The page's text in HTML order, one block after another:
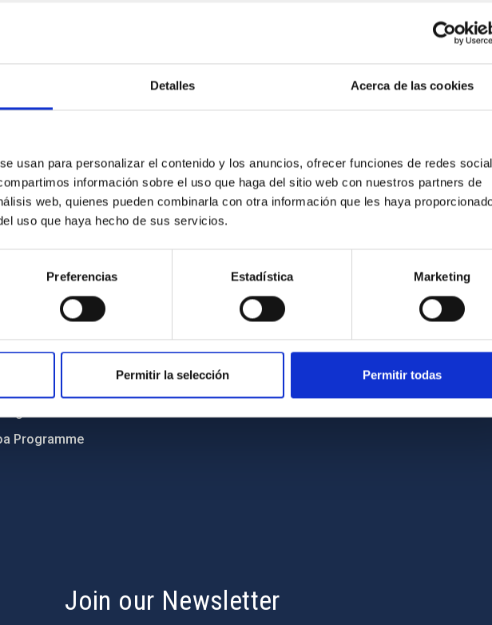
Detalles Acerca de las cookies
usan para personalizar el contenido y los anuncios, ofrecer funciones de redes
información sobre el uso que haga del sitio web con nuestros partners de
web, quienes pueden combinarla con otra información que les haya
uso que haya hecho de sus servicios.
Preferencias Estadística Marketing
Permitir la selección Permitir todas
and anti-fraud policy
and diversity
Programme
IAC PORTAL
Sitemap
Privacy policy
Legal notice
Cookies policy
OTHER
RSS
Join our Newsletter